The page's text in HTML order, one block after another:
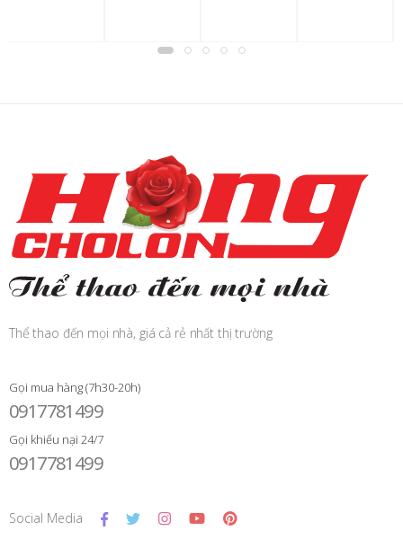
Thể thao đến mọi nhà, giá cả rẻ nhất thị trường
Gọi mua hàng (7h30-20h)
0917781499
Gọi khiếu nại 24/7
0917781499
Social Media